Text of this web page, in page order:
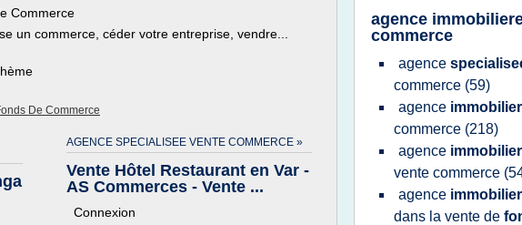
Commerce
un commerce, céder votre entreprise, vendre...
De Commerce
AGENCE SPECIALISEE VENTE COMMERCE »
Vente Hôtel Restaurant en Var -
AS Commerces - Vente ...
Connexion
agence
commerce
agence
commerce (59)
agence
commerce (218)
agence
vente commerce
agence
dans la vente de